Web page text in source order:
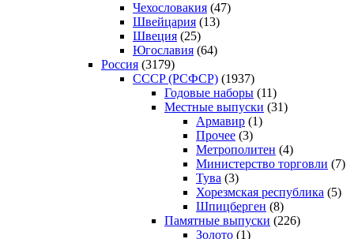
Чехословакия (47)
Швейцария (13)
Швеция (25)
Югославия (64)
Россия (3179)
CCCP (РСФСР) (1937)
Годовые наборы (11)
Местные выпуски (31)
Армавир (1)
Прочее (3)
Метрополитен (4)
Министерство торговли (7)
Тува (3)
Хорезмская республика (5)
Шпицберген (8)
Памятные выпуски (226)
Золото (1)